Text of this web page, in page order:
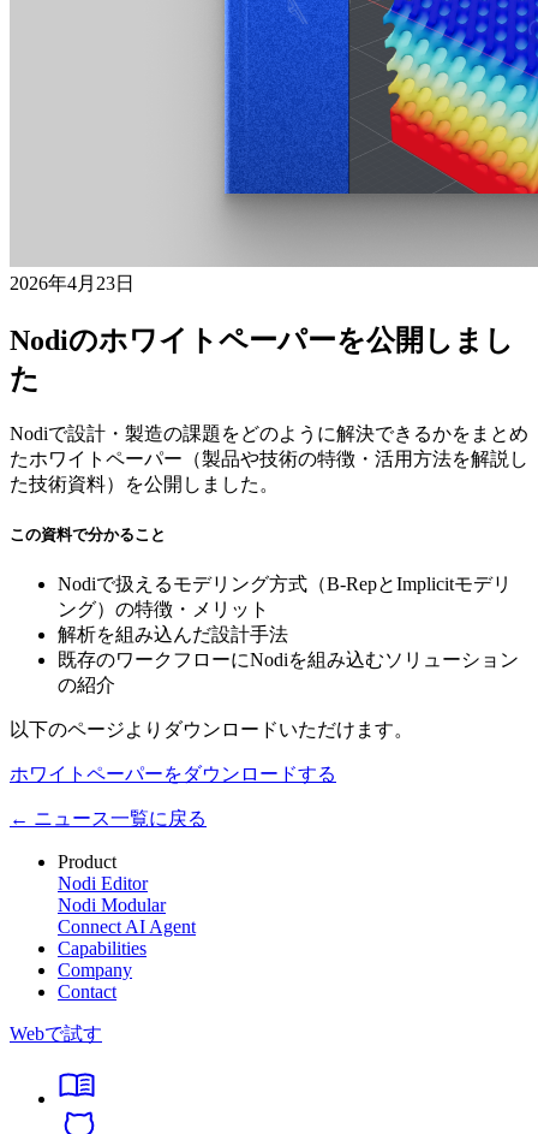
2026年4月23日
Nodiのホワイトペーパーを公開しまし
た
Nodiで設計・製造の課題をどのように解決できるかをまとめ
たホワイトペーパー（製品や技術の特徴・活用方法を解説し
た技術資料）を公開しました。
この資料で分かること
Nodiで扱えるモデリング方式（B-RepとImplicitモデリ
ング）の特徴・メリット
解析を組み込んだ設計手法
既存のワークフローにNodiを組み込むソリューション
の紹介
以下のページよりダウンロードいただけます。
ホワイトペーパーをダウンロードする
← ニュース一覧に戻る
Product
Nodi Editor
Nodi Modular
Connect AI Agent
Capabilities
Company
Contact
Webで試す